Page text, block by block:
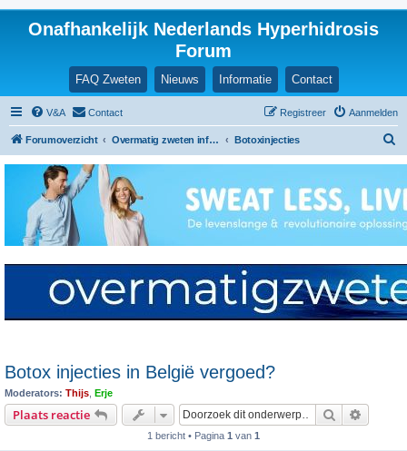
Onafhankelijk Nederlands Hyperhidrosis
Forum
FAQ Zweten Nieuws Informatie Contact
V&A Contact Aanmelden
Registreer
Forumoverzicht Overmatig zweten informatie en ervaringen Botoxinjecties
k
Botox injecties in België vergoed?
Moderators: Thijs Erje
Plaats reactie Zoek
1 bericht • Pagina 1 van 1